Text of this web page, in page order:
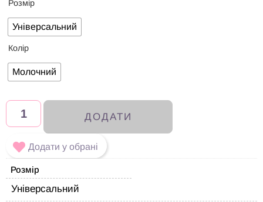
Розмір
Універсальний
Колір
Молочний
ДОДАТИ
Додати у обрані
Розмір
Універсальний